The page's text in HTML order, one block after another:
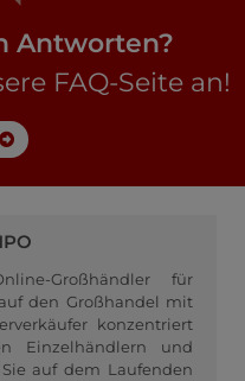
Antworten?
FAQ-Seite an!
Großhändler für
den Großhandel mit
konzentriert
Einzelhändlern und
auf dem Laufenden